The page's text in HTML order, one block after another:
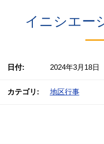
イニシエー
日付: 2024年3月18日
カテゴリ: 地区行事